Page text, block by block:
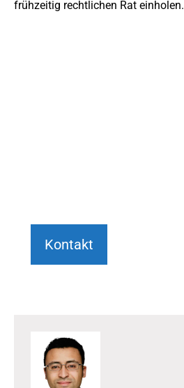
frühzeitig rechtlichen Rat einholen.
Kontakt